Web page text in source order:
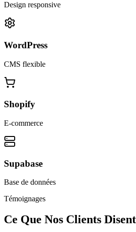
Design responsive
WordPress
CMS flexible
Shopify
E-commerce
Supabase
Base de données
Témoignages
Ce Que Nos Clients